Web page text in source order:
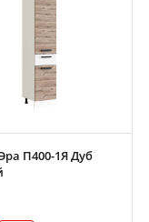
П400-1Я Дуб